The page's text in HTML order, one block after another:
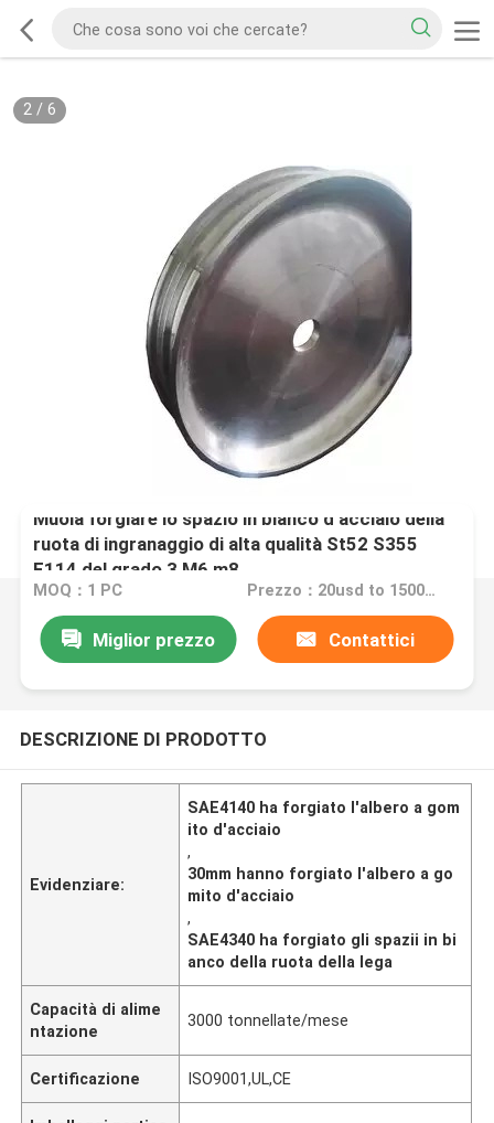
2/ 6
Muoia forgiare lo spazio in bianco d'acciaio della
ruota di ingranaggio di alta qualità St52 S355
F114 del grado 3 M6 m8
MOQ：1 PC Prezzo：20usd to 1500usd per piece
Miglior prezzo Contattici
DESCRIZIONE DI PRODOTTO
Evidenziare:
SAE4140 ha forgiato l'albero a gom
ito d'acciaio
,
30mm hanno forgiato l'albero a go
mito d'acciaio
,
SAE4340 ha forgiato gli spazii in bi
anco della ruota della lega
Capacità di alime
ntazione
3000 tonnellate/mese
Certificazione ISO9001,UL,CE